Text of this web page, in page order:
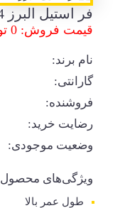
فر استیل البرز FE4
قیمت فروش: 0 تومان
نام برند:
گارانتی:
فروشنده:
رضایت خرید:
وضعیت موجودی:
ویژگی‌های محصول
طول عمر بالا